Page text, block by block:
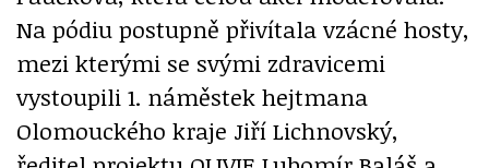
Na pódiu postupně přivítala vzácné hosty,
mezi kterými se svými zdravicemi
vystoupili 1. náměstek hejtmana
Olomouckého kraje Jiří Lichnovský,